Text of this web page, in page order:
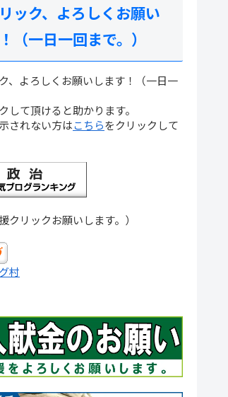
ック、よろしくお願い
（一日一回まで。）
、よろしくお願いします！（一日一
して頂けると助かります。
されない方はこちらをクリックして
クリックお願いします。）
村